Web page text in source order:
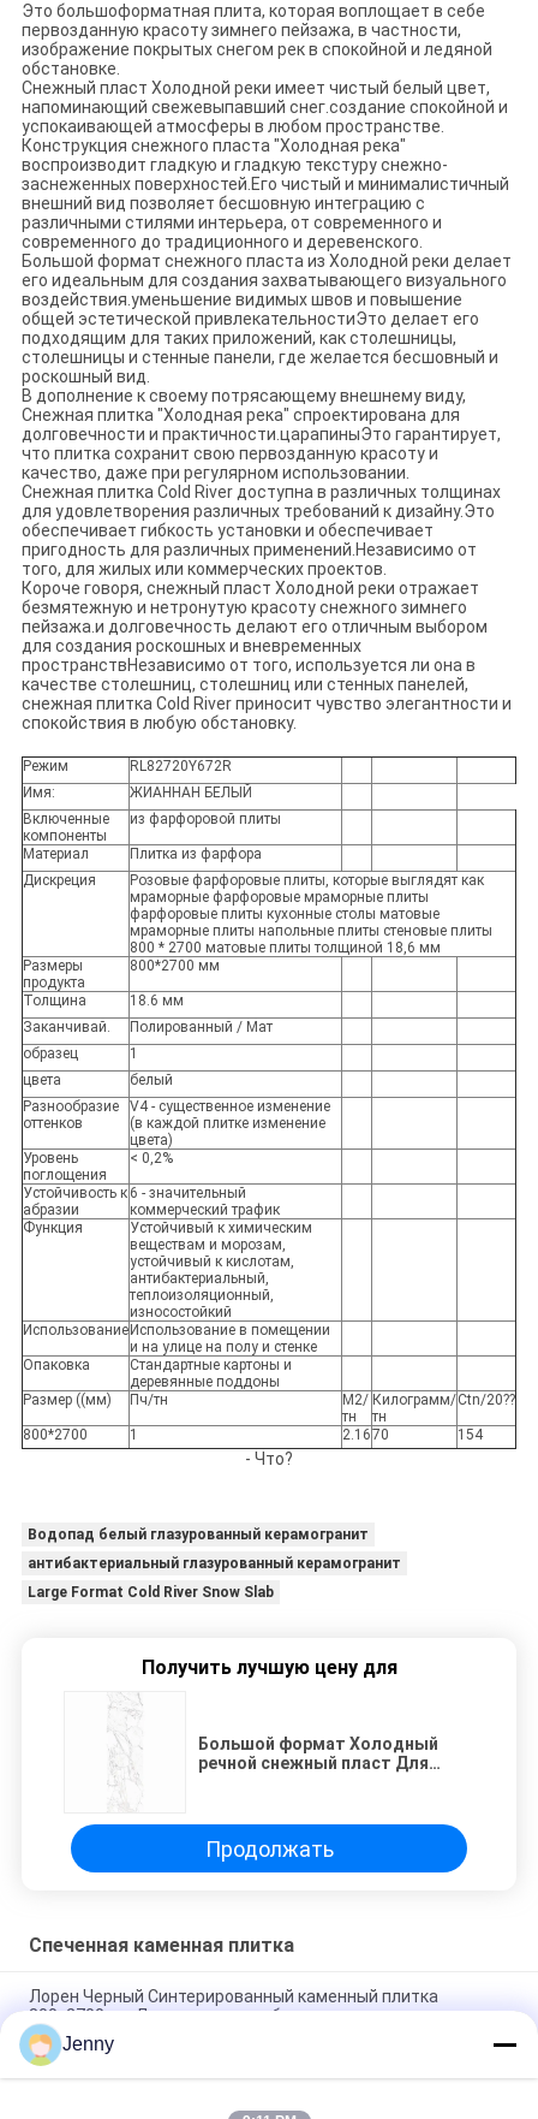
Это большоформатная плита, которая воплощает в себе
первозданную красоту зимнего пейзажа, в частности,
изображение покрытых снегом рек в спокойной и ледяной
обстановке.
Снежный пласт Холодной реки имеет чистый белый цвет,
напоминающий свежевыпавший снег.создание спокойной и
успокаивающей атмосферы в любом пространстве.
Конструкция снежного пласта "Холодная река"
воспроизводит гладкую и гладкую текстуру снежно-
заснеженных поверхностей.Его чистый и минималистичный
внешний вид позволяет бесшовную интеграцию с
различными стилями интерьера, от современного и
современного до традиционного и деревенского.
Большой формат снежного пласта из Холодной реки делает
его идеальным для создания захватывающего визуального
воздействия.уменьшение видимых швов и повышение
общей эстетической привлекательностиЭто делает его
подходящим для таких приложений, как столешницы,
столешницы и стенные панели, где желается бесшовный и
роскошный вид.
В дополнение к своему потрясающему внешнему виду,
Снежная плитка "Холодная река" спроектирована для
долговечности и практичности.царапиныЭто гарантирует,
что плитка сохранит свою первозданную красоту и
качество, даже при регулярном использовании.
Снежная плитка Cold River доступна в различных толщинах
для удовлетворения различных требований к дизайну.Это
обеспечивает гибкость установки и обеспечивает
пригодность для различных применений.Независимо от
того, для жилых или коммерческих проектов.
Короче говоря, снежный пласт Холодной реки отражает
безмятежную и нетронутую красоту снежного зимнего
пейзажа.и долговечность делают его отличным выбором
для создания роскошных и вневременных
пространствНезависимо от того, используется ли она в
качестве столешниц, столешниц или стенных панелей,
снежная плитка Cold River приносит чувство элегантности и
спокойствия в любую обстановку.
Режим
RL82720Y672R
Имя:
ЖИАННАН БЕЛЫЙ
Включенные
компоненты
из фарфоровой плиты
Материал
Плитка из фарфора
Дискреция
Розовые фарфоровые плиты, которые выглядят как
мраморные фарфоровые мраморные плиты
фарфоровые плиты кухонные столы матовые
мраморные плиты напольные плиты стеновые плиты
800 * 2700 матовые плиты толщиной 18,6 мм
Размеры
продукта
800*2700 мм
Толщина
18.6 мм
Заканчивай.
Полированный / Мат
образец
1
цвета
белый
Разнообразие
оттенков
V4 - существенное изменение
(в каждой плитке изменение
цвета)
Уровень
поглощения
< 0,2%
Устойчивость к
абразии
6 - значительный
коммерческий трафик
Функция
Устойчивый к химическим
веществам и морозам,
устойчивый к кислотам,
антибактериальный,
теплоизоляционный,
износостойкий
Использование Использование в помещении
и на улице на полу и стенке
Опаковка
Стандартные картоны и
деревянные поддоны
Размер ((мм)
Пч/тн
М2/
тн
Килограмм/
тн
Ctn/20??
800*2700 1 2.1670 154
- Что?
Водопад белый глазурованный керамогранит
антибактериальный глазурованный керамогранит
Large Format Cold River Snow Slab
Получить лучшую цену для
Большой формат Холодный
речной снежный пласт Для
Продолжать
Спеченная каменная плитка
Лорен Черный Синтерированный каменный плитка
800x2700 мм Для идеального баланса
Теплоизоляция Сцинтированная каменная плитка
Осенняя серенада Текстиль Покрытие стола
Jenny